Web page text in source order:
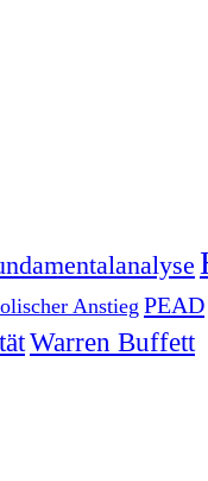
Anstieg PEAD
Warren Buffett